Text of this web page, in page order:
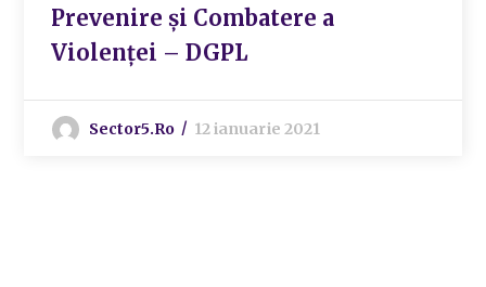
Prevenire şi Combatere a
Violenței – DGPL
Sector5.ro 12 ianuarie 2021